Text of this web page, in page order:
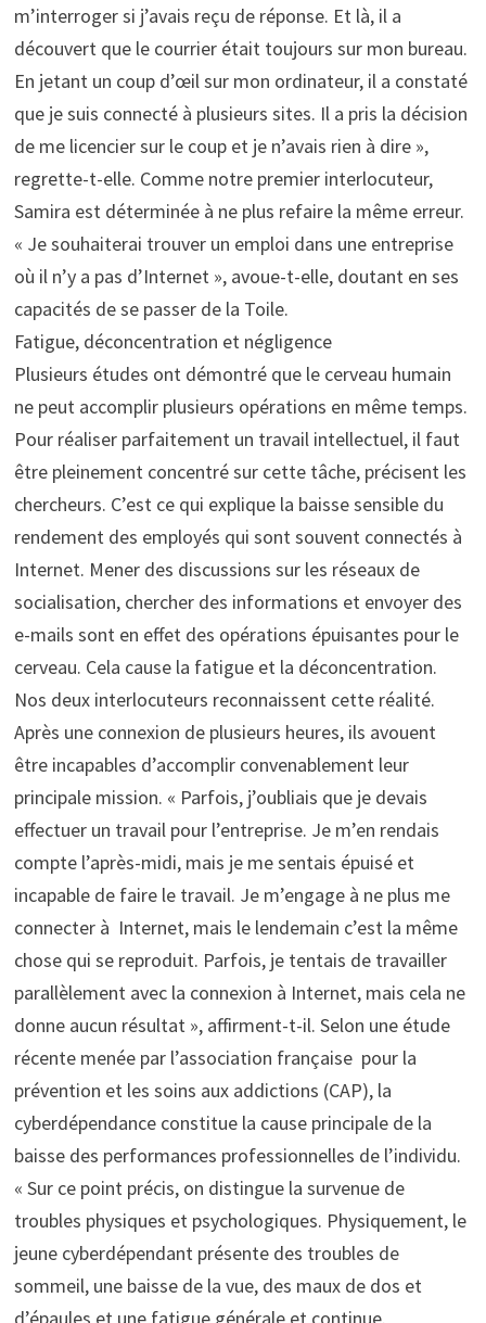
m’interroger si j’avais reçu de réponse. Et là, il a
découvert que le courrier était toujours sur mon bureau.
En jetant un coup d’œil sur mon ordinateur, il a constaté
que je suis connecté à plusieurs sites. Il a pris la décision
de me licencier sur le coup et je n’avais rien à dire »,
regrette-t-elle. Comme notre premier interlocuteur,
Samira est déterminée à ne plus refaire la même erreur.
« Je souhaiterai trouver un emploi dans une entreprise
où il n’y a pas d’Internet », avoue-t-elle, doutant en ses
capacités de se passer de la Toile.
Fatigue, déconcentration et négligence
Plusieurs études ont démontré que le cerveau humain
ne peut accomplir plusieurs opérations en même temps.
Pour réaliser parfaitement un travail intellectuel, il faut
être pleinement concentré sur cette tâche, précisent les
chercheurs. C’est ce qui explique la baisse sensible du
rendement des employés qui sont souvent connectés à
Internet. Mener des discussions sur les réseaux de
socialisation, chercher des informations et envoyer des
e-mails sont en effet des opérations épuisantes pour le
cerveau. Cela cause la fatigue et la déconcentration.
Nos deux interlocuteurs reconnaissent cette réalité.
Après une connexion de plusieurs heures, ils avouent
être incapables d’accomplir convenablement leur
principale mission. « Parfois, j’oubliais que je devais
effectuer un travail pour l’entreprise. Je m’en rendais
compte l’après-midi, mais je me sentais épuisé et
incapable de faire le travail. Je m’engage à ne plus me
connecter à Internet, mais le lendemain c’est la même
chose qui se reproduit. Parfois, je tentais de travailler
parallèlement avec la connexion à Internet, mais cela ne
donne aucun résultat », affirment-t-il. Selon une étude
récente menée par l’association française pour la
prévention et les soins aux addictions (CAP), la
cyberdépendance constitue la cause principale de la
baisse des performances professionnelles de l’individu.
« Sur ce point précis, on distingue la survenue de
troubles physiques et psychologiques. Physiquement, le
jeune cyberdépendant présente des troubles de
sommeil, une baisse de la vue, des maux de dos et